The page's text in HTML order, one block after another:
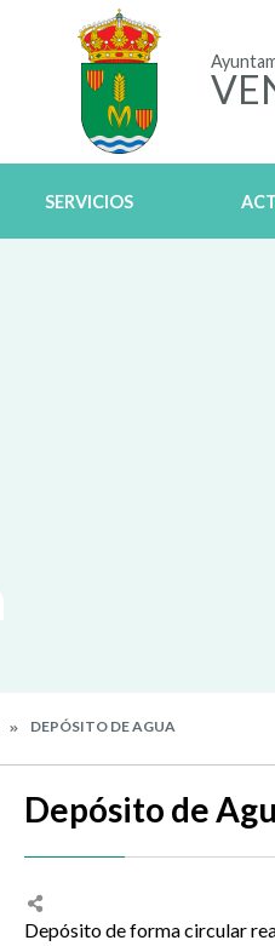
SERVICIOS
DEPÓSITO DE AGUA
Depósito de
Depósito de forma circular